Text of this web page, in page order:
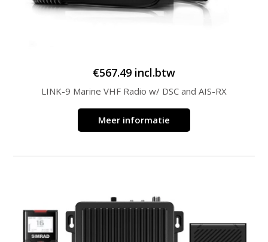
€567.49 incl.btw
LINK-9 Marine VHF Radio w/ DSC and AIS-RX
Meer informatie